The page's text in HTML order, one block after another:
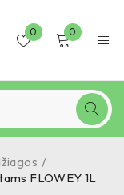
0 0
/
FLOWEY 1L